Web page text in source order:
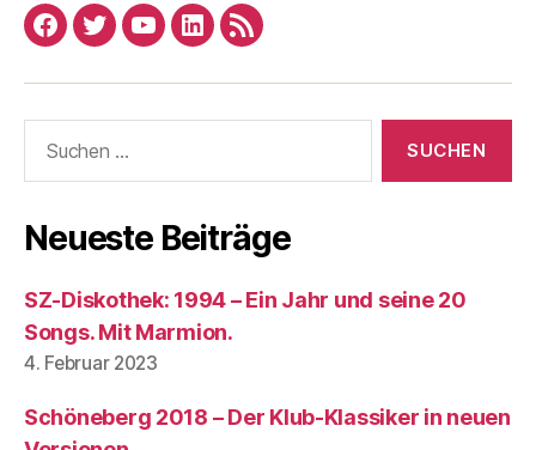
Facebook
TwitterYouTube
LinkedRSS
nach:
Neueste Beiträge
SZ-Diskothek: 1994 – Ein Jahr und seine 20
Songs. Mit Marmion.
4. Februar 2023
Schöneberg 2018 – Der Klub-Klassiker in neuen